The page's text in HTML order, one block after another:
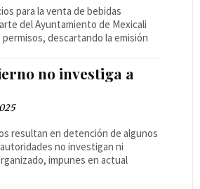
para la venta de bebidas
del Ayuntamiento de Mexicali
descartando la emisión
no investiga a
resultan en detención de algunos
no investigan ni
impunes en actual